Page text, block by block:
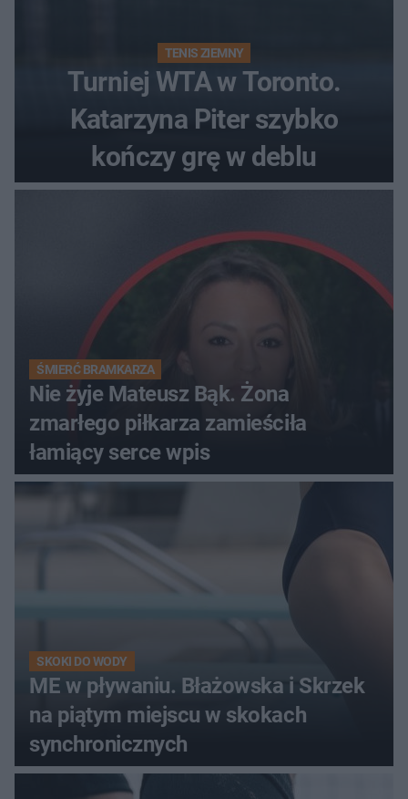
TENIS ZIEMNY
Turniej WTA w Toronto.
Katarzyna Piter szybko
kończy grę w deblu
ŚMIERĆ BRAMKARZA
Nie żyje Mateusz Bąk. Żona
zmarłego piłkarza zamieściła
łamiący serce wpis
SKOKI DO WODY
ME w pływaniu. Błażowska i Skrzek
na piątym miejscu w skokach
synchronicznych